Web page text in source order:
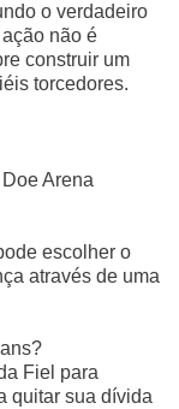
o verdadeiro
não é
construir um
torcedores.
Arena
escolher o
através de uma
Fiel para
quitar sua dívida